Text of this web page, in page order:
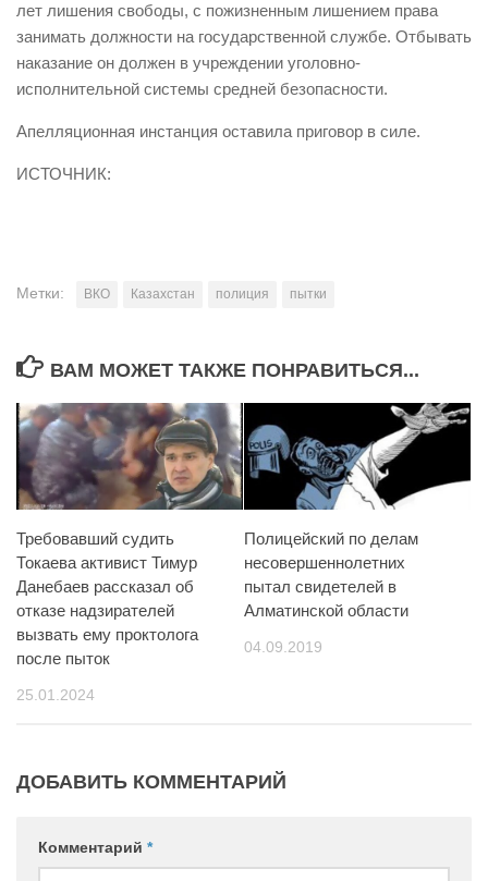
лет лишения свободы, с пожизненным лишением права
занимать должности на государственной службе. Отбывать
наказание он должен в учреждении уголовно-
исполнительной системы средней безопасности.
Апелляционная инстанция оставила приговор в силе.
ИСТОЧНИК:
Метки: ВКО Казахстан полиция пытки
ВАМ МОЖЕТ ТАКЖЕ ПОНРАВИТЬСЯ...
Требовавший судить
Токаева активист Тимур
Данебаев рассказал об
отказе надзирателей
вызвать ему проктолога
после пыток
25.01.2024
Полицейский по делам
несовершеннолетних
пытал свидетелей в
Алматинской области
04.09.2019
ДОБАВИТЬ КОММЕНТАРИЙ
Комментарий *